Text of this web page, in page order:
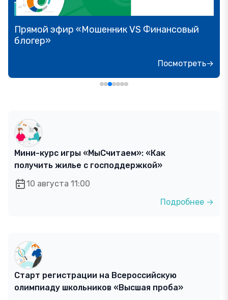
Прямой эфир «Мошенник VS Финансовый
блогер»
Посмотреть→
Мини-курс игры «МыСчитаем»: «Как
получить жилье с господдержкой»
10 августа 11:00
Подробнее →
Старт регистрации на Всероссийскую
олимпиаду школьников «Высшая проба»